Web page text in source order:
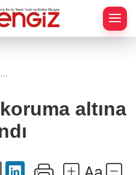
altına